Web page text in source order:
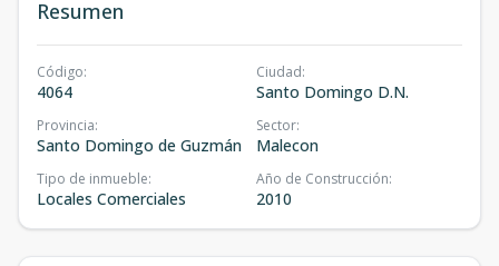
Resumen
Código:
4064
Ciudad:
Santo Domingo D.N.
Provincia:
Santo Domingo de Guzmán
Sector:
Malecon
Tipo de inmueble:
Locales Comerciales
Año de Construcción:
2010